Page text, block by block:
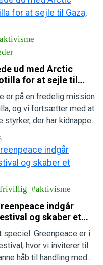
aktivisme
ud med Arctic
er på en fredelig mission
og vi fortsætter med at
der har kidnappet
frivillig aktivisme
indgår
og skaber et
speciel. Greenpeace er i
hvor vi inviterer til
håb til handling med